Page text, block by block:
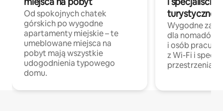
Od spokojnych chatek
górskich po wygodne
apartamenty miejskie – te
umeblowane miejsca na
pobyt mają wszystkie
udogodnienia typowego
domu.
turystycznej
Wygodne
dla nomadów
i osób
z Wi-Fi i
przestrzenią